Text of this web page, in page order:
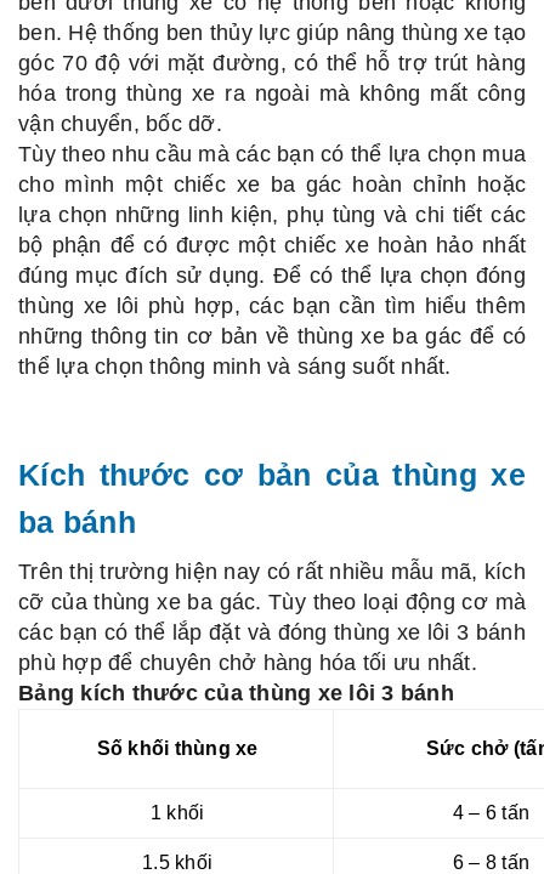
ben. Hệ thống ben thủy lực giúp nâng thùng xe tạo
góc 70 độ với mặt đường, có thể hỗ trợ trút hàng
hóa trong thùng xe ra ngoài mà không mất công
vận chuyển, bốc dỡ.
Tùy theo nhu cầu mà các bạn có thể lựa chọn mua
cho mình một chiếc xe ba gác hoàn chỉnh hoặc
lựa chọn những linh kiện, phụ tùng và chi tiết các
bộ phận để có được một chiếc xe hoàn hảo nhất
đúng mục đích sử dụng. Để có thể lựa chọn đóng
thùng xe lôi phù hợp, các bạn cần tìm hiểu thêm
những thông tin cơ bản về thùng xe ba gác để có
thể lựa chọn thông minh và sáng suốt nhất.
Kích thước cơ bản của thùng xe
ba bánh
Trên thị trường hiện nay có rất nhiều mẫu mã, kích
cỡ của thùng xe ba gác. Tùy theo loại động cơ mà
các bạn có thể lắp đặt và đóng thùng xe lôi 3 bánh
phù hợp để chuyên chở hàng hóa tối ưu nhất.
Bảng kích thước của thùng xe lôi 3 bánh
Số khối thùng xe Sức chở
1 khối 4 – 6 tấn
1.5 khối 6 – 8 tấn